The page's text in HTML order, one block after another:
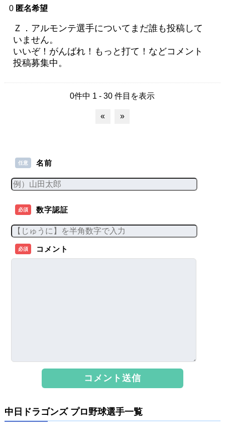
0 匿名希望
Ｚ．アルモンテ選手についてまだ誰も投稿して
いません。
いいぞ！がんばれ！もっと打て！などコメント
投稿募集中。
0件中 1 - 30 件目を表示
« »
任意 名前
必須 数字認証
必須 コメント
中日ドラゴンズ プロ野球選手一覧